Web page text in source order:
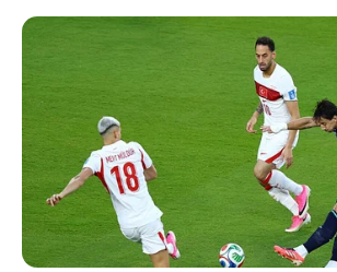
HOME
INSPIRASI
STYLE
FILM &
SERIES
NGAKAK
QUOTES
HYPE
MORE